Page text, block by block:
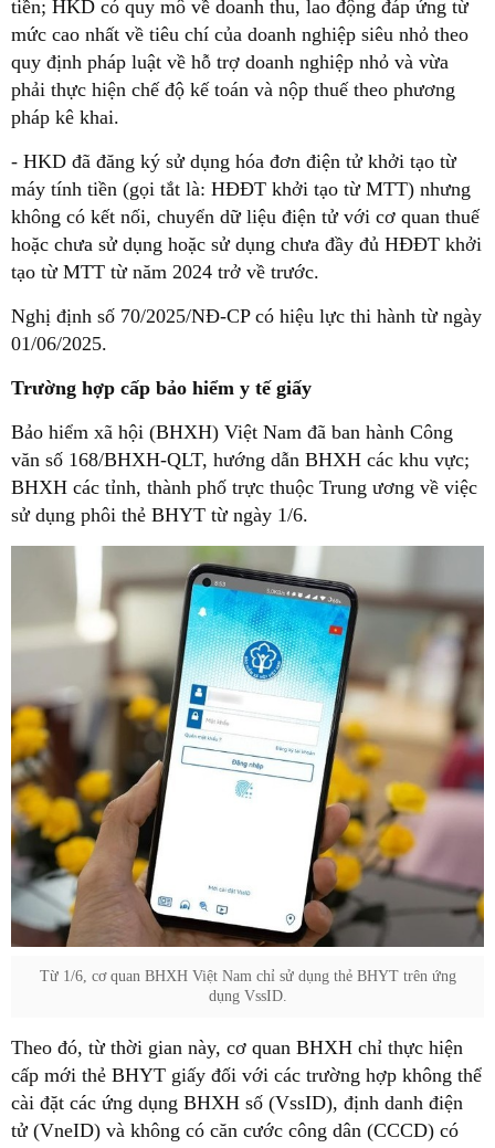
tiền; HKD có quy mô về doanh thu, lao động đáp ứng từ
mức cao nhất về tiêu chí của doanh nghiệp siêu nhỏ theo
quy định pháp luật về hỗ trợ doanh nghiệp nhỏ và vừa
phải thực hiện chế độ kế toán và nộp thuế theo phương
pháp kê khai.
- HKD đã đăng ký sử dụng hóa đơn điện tử khởi tạo từ
máy tính tiền (gọi tắt là: HĐĐT khởi tạo từ MTT) nhưng
không có kết nối, chuyển dữ liệu điện tử với cơ quan thuế
hoặc chưa sử dụng hoặc sử dụng chưa đầy đủ HĐĐT khởi
tạo từ MTT từ năm 2024 trở về trước.
Nghị định số 70/2025/NĐ-CP có hiệu lực thi hành từ ngày
01/06/2025.
Trường hợp cấp bảo hiểm y tế giấy
Bảo hiểm xã hội (BHXH) Việt Nam đã ban hành Công
văn số 168/BHXH-QLT, hướng dẫn BHXH các khu vực;
BHXH các tỉnh, thành phố trực thuộc Trung ương về việc
sử dụng phôi thẻ BHYT từ ngày 1/6.
Từ 1/6, cơ quan BHXH Việt Nam chỉ sử dụng thẻ BHYT trên ứng
dụng VssID.
Theo đó, từ thời gian này, cơ quan BHXH chỉ thực hiện
cấp mới thẻ BHYT giấy đối với các trường hợp không thể
cài đặt các ứng dụng BHXH số (VssID), định danh điện
tử (VneID) và không có căn cước công dân (CCCD) có